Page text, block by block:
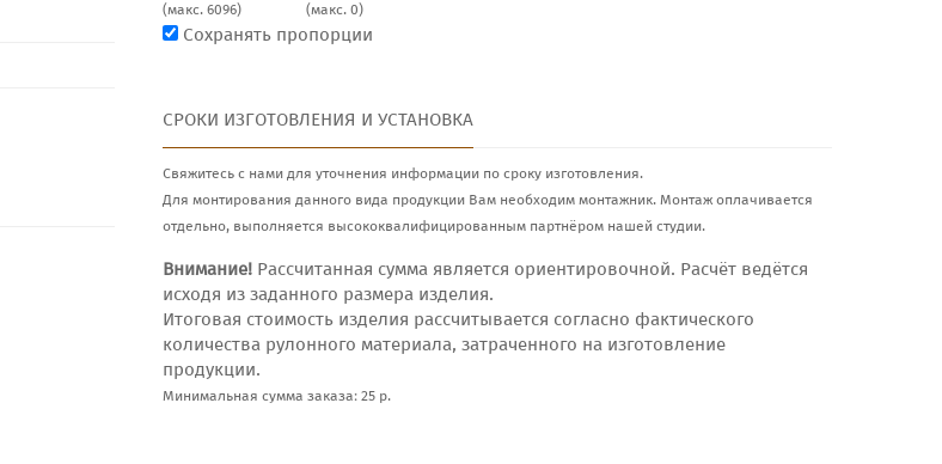
(макс. 6096) (макс. 0)
Сохранять пропорции
СРОКИ ИЗГОТОВЛЕНИЯ И УСТАНОВКА
Свяжитесь с нами для уточнения информации по сроку изготовления.
Для монтирования данного вида продукции Вам необходим монтажник. Монтаж оплачивается
отдельно, выполняется высококвалифицированным партнёром нашей студии.
Внимание! Рассчитанная сумма является ориентировочной. Расчёт ведётся
исходя из заданного размера изделия.
Итоговая стоимость изделия рассчитывается согласно фактического
количества рулонного материала, затраченного на изготовление
продукции.
Минимальная сумма заказа: 25 р.